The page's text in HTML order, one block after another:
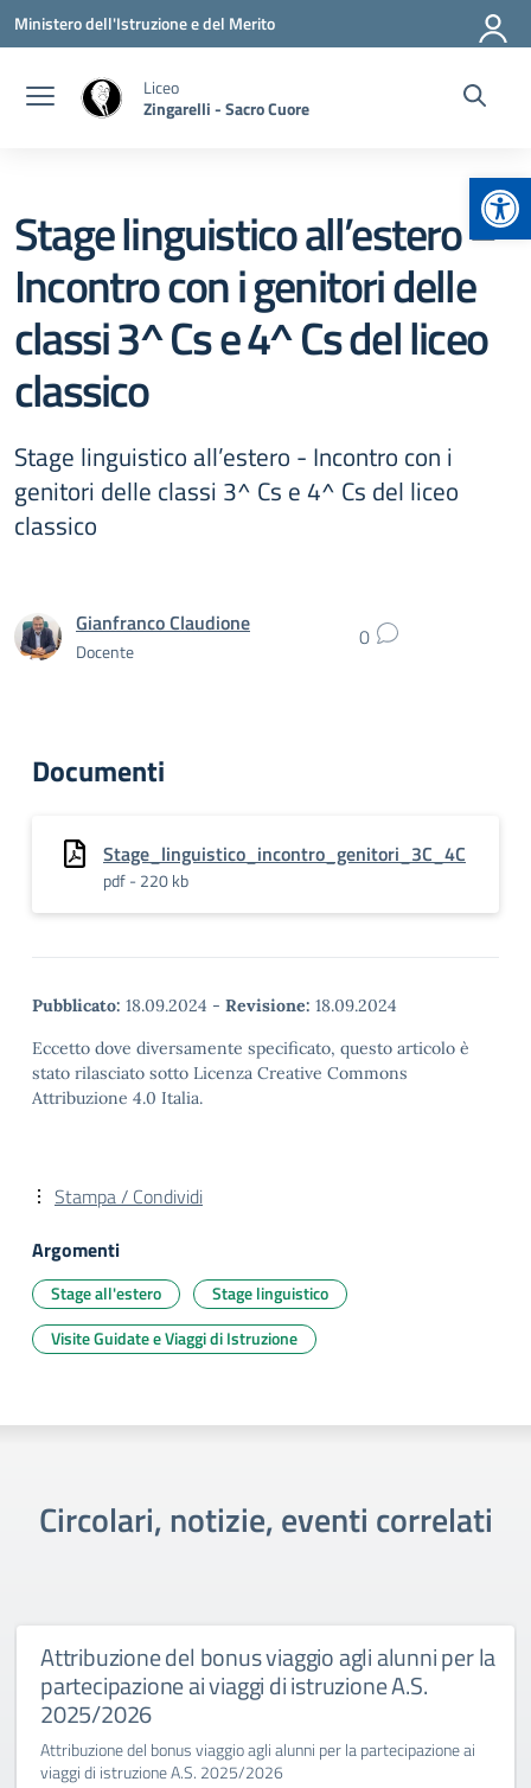
Vai ai contenuti
Vai al menu di navigazione
Vai al footer
Ministero dell'Istruzione e del Merito
Liceo
Zingarelli - Sacro Cuore
Stage linguistico all’estero –
Incontro con i genitori delle
classi 3^ Cs e 4^ Cs del liceo
classico
Stage linguistico all’estero - Incontro con i
genitori delle classi 3^ Cs e 4^ Cs del liceo
classico
Gianfranco Claudione
Docente 0
Documenti
Stage_linguistico_incontro_genitori_3C_4C
pdf - 220 kb
Pubblicato: 18.09.2024 - Revisione: 18.09.2024
Eccetto dove diversamente specificato, questo articolo è
stato rilasciato sotto Licenza Creative Commons
Attribuzione 4.0 Italia.
Stampa / Condividi
Argomenti
Stage all'estero
Stage linguistico
Visite Guidate e Viaggi di Istruzione
Circolari, notizie, eventi correlati
Attribuzione del bonus viaggio agli alunni per la
partecipazione ai viaggi di istruzione A.S.
2025/2026
Attribuzione del bonus viaggio agli alunni per la partecipazione ai
viaggi di istruzione A.S. 2025/2026